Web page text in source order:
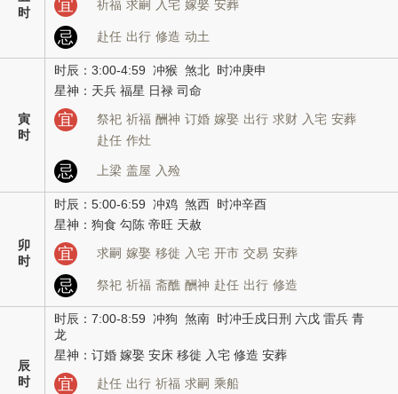
时
宜 祈福 求嗣 入宅 嫁娶 安葬
忌 赴任 出行 修造 动土
寅
时
时辰：3:00-4:59 冲猴 煞北 时冲庚申
星神：天兵 福星 日禄 司命
宜 祭祀 祈福 酬神 订婚 嫁娶 出行 求财 入宅 安葬
赴任 作灶
忌 上梁 盖屋 入殓
卯
时
时辰：5:00-6:59 冲鸡 煞西 时冲辛酉
星神：狗食 勾陈 帝旺 天赦
宜 求嗣 嫁娶 移徙 入宅 开市 交易 安葬
忌 祭祀 祈福 斋醮 酬神 赴任 出行 修造
辰
时
时辰：7:00-8:59 冲狗 煞南 时冲壬戍日刑 六戊 雷兵 青
龙
星神：订婚 嫁娶 安床 移徙 入宅 修造 安葬
宜 赴任 出行 祈福 求嗣 乘船